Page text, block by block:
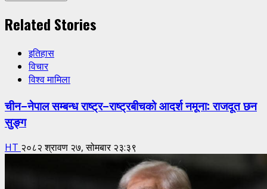
Related Stories
इतिहास
विचार
विश्व मामिला
चीन–नेपाल सम्बन्ध राष्ट्र–राष्ट्रबीचको आदर्श नमूना: राजदूत छन
सुङ्ग
HT २०८२ श्रावण २७, सोमबार २३:३९